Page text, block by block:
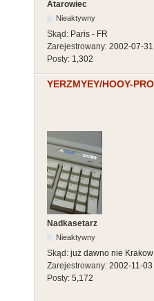
Atarowiec
Nieaktywny
Skąd: Paris - FR
Zarejestrowany: 2002-07-31
Posty: 1,302
Nadkasetarz
Nieaktywny
Skąd: już dawno nie Krakow
Zarejestrowany: 2002-11-03
Posty: 5,172